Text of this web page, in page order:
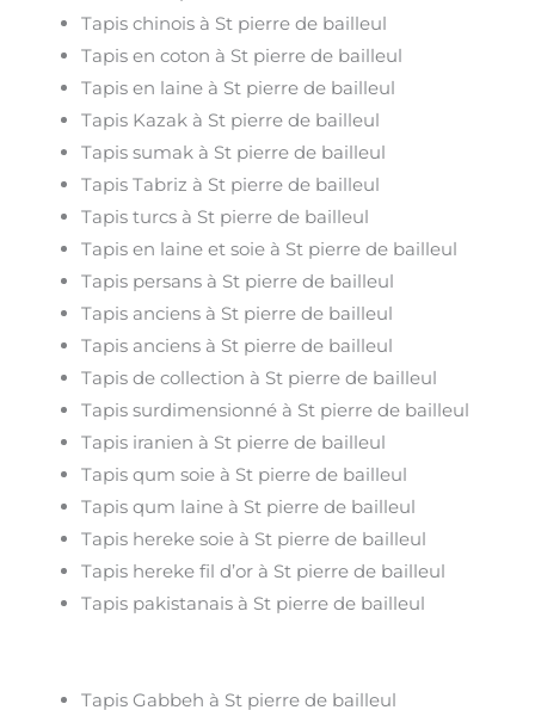
Tapis chinois à St pierre de bailleul
Tapis en coton à St pierre de bailleul
Tapis en laine à St pierre de bailleul
Tapis Kazak à St pierre de bailleul
Tapis sumak à St pierre de bailleul
Tapis Tabriz à St pierre de bailleul
Tapis turcs à St pierre de bailleul
Tapis en laine et soie à St pierre de bailleul
Tapis persans à St pierre de bailleul
Tapis anciens à St pierre de bailleul
Tapis anciens à St pierre de bailleul
Tapis de collection à St pierre de bailleul
Tapis surdimensionné à St pierre de bailleul
Tapis iranien à St pierre de bailleul
Tapis qum soie à St pierre de bailleul
Tapis qum laine à St pierre de bailleul
Tapis hereke soie à St pierre de bailleul
Tapis hereke fil d’or à St pierre de bailleul
Tapis pakistanais à St pierre de bailleul
Tapis Gabbeh à St pierre de bailleul